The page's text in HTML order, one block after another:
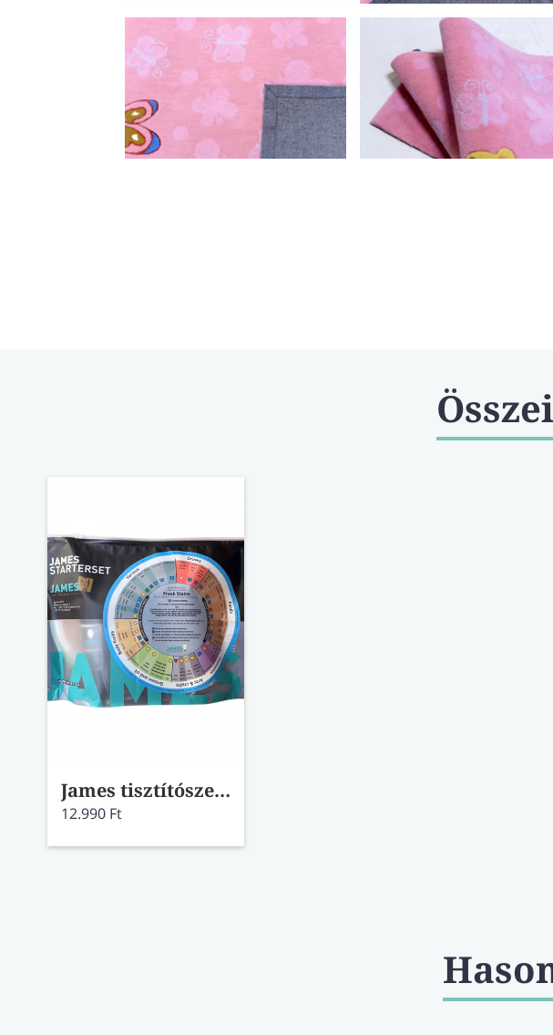
James tisztítószer szett szőnyegre/kárpitra
12.990 Ft